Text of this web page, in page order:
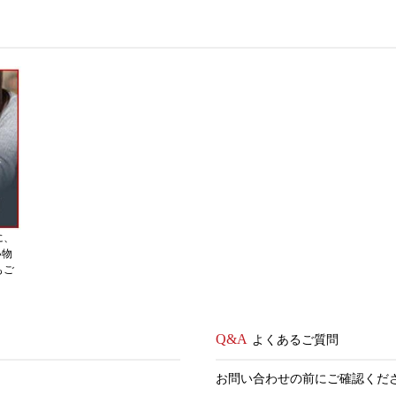
ご
よくあるご質問
お問い合わせの前にご確認くだ